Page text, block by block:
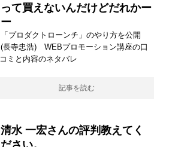
って買えないんだけどだれかー
ー
「プロダクトローンチ」のやり方を公開
(長寺忠浩) WEBプロモーション講座の口
コミと内容のネタバレ
記事を読む
清水 一宏さんの評判教えてく
ださい。